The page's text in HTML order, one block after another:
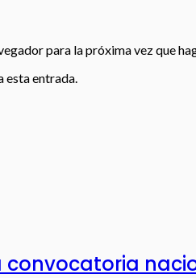
para la próxima vez que
esta entrada.
convocatoria